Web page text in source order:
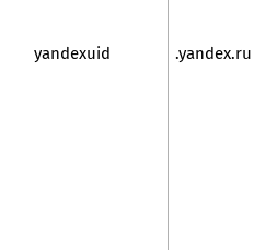
yandexuid .yandex.ru